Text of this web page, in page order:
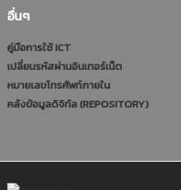
อื่นๆ
คู่มือการใช้ ICT
เปลี่ยนรหัสผ่านอินเทอร์เน็ต
หมายเลขโทรศัพท์ภายใน
คลังข้อมูลดิจิทัล (REPOSITORY)